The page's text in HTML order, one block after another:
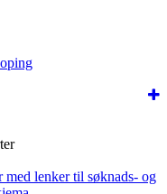
med lenker til søknads- og